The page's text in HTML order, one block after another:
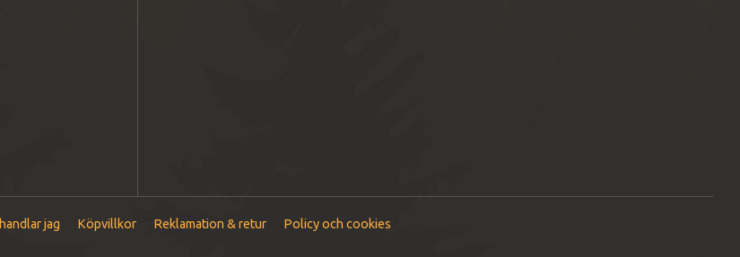
jag Köpvillkor Reklamation & retur Policy och cookies